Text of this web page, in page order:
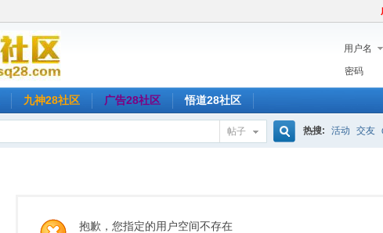
用户名
密码
九神28社区 广告28社区 悟道28社区
帖子 热搜: 活动 交友
抱歉，您指定的用户空间不存在